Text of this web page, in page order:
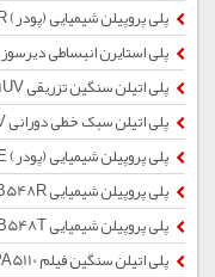
پلی پروپیلن شیمیایی (پودر) EPC40R
پلی استایرن انبساطی دیرسوز F300
پلی اتیلن سنگین تزریقی 52B11UV
پلی اتیلن سبک خطی دورانی 32604UV
پلی پروپیلن شیمیایی (پودر) EP2X83CE
پلی پروپیلن شیمیایی ZB548R
پلی پروپیلن شیمیایی ZB548T
پلی اتیلن سنگین فیلم PPA5110